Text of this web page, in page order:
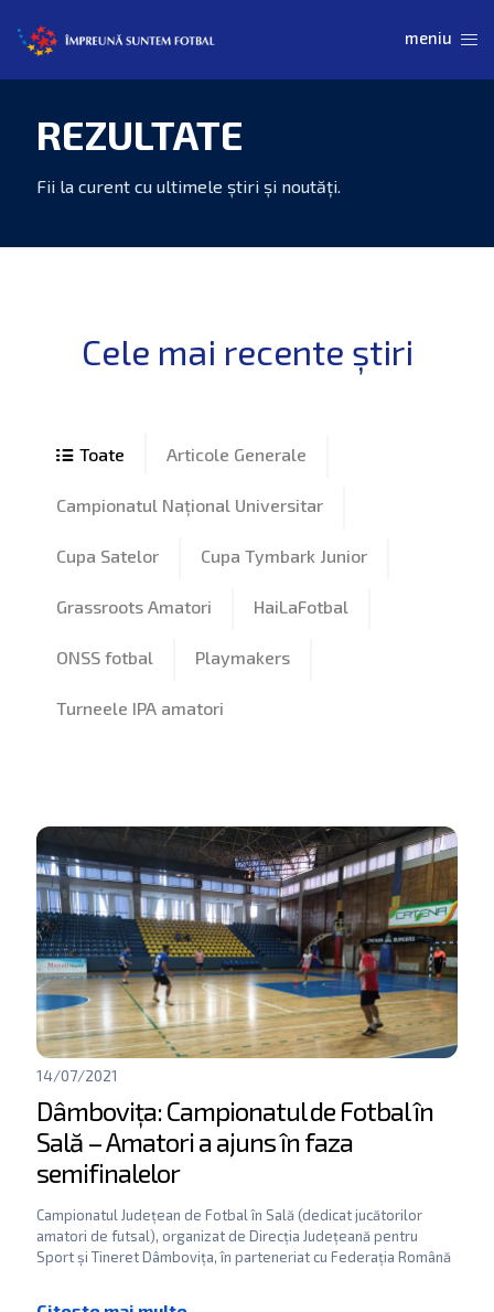
REZULTATE
Articole Generale
Campionatul Național Universitar
Cupa Satelor Cupa Tymbark Junior
Grassroots Amatori HaiLaFotbal
ONSS fotbal Playmakers
Turneele IPA amatori
14/07/2021
Dâmbovița: Campionatul de Fotbal în
Sală – Amatori a ajuns în faza
semifinalelor
Campionatul Județean de Fotbal în Sală (dedicat jucătorilor
amatori de futsal), organizat de Direcția Județeană pentru
Sport și Tineret Dâmbovița, în parteneriat cu Federația Română